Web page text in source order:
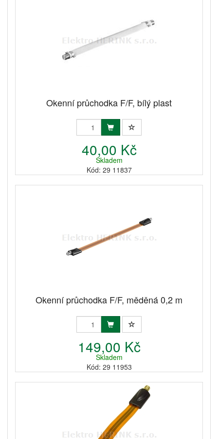
Okenní průchodka F/F, bílý plast
40,00 Kč
Skladem
Kód: 29 11837
Okenní průchodka F/F, měděná 0,2 m
149,00 Kč
Skladem
Kód: 29 11953